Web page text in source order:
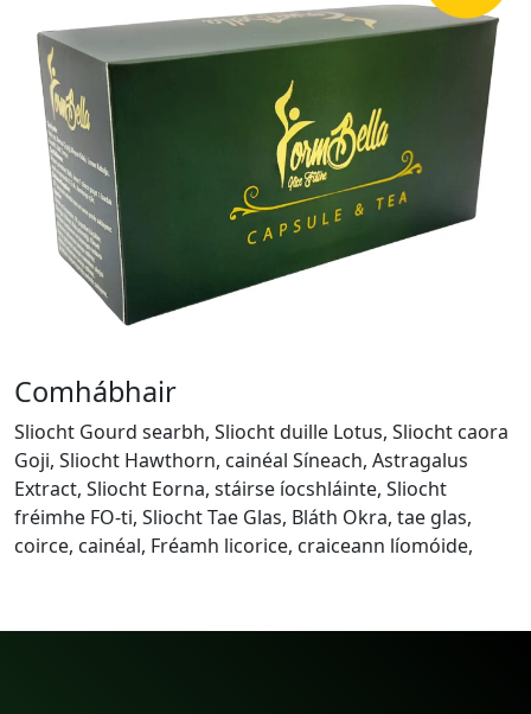
Comhábhair
Sliocht Gourd searbh, Sliocht duille Lotus, Sliocht caora
Goji, Sliocht Hawthorn, cainéal Síneach, Astragalus
Extract, Sliocht Eorna, stáirse íocshláinte, Sliocht
fréimhe FO-ti, Sliocht Tae Glas, Bláth Okra, tae glas,
coirce, cainéal, Fréamh licorice, craiceann líomóide,